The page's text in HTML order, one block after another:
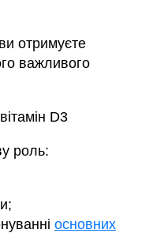
отримуєте
важливого
D3
роль:
основних